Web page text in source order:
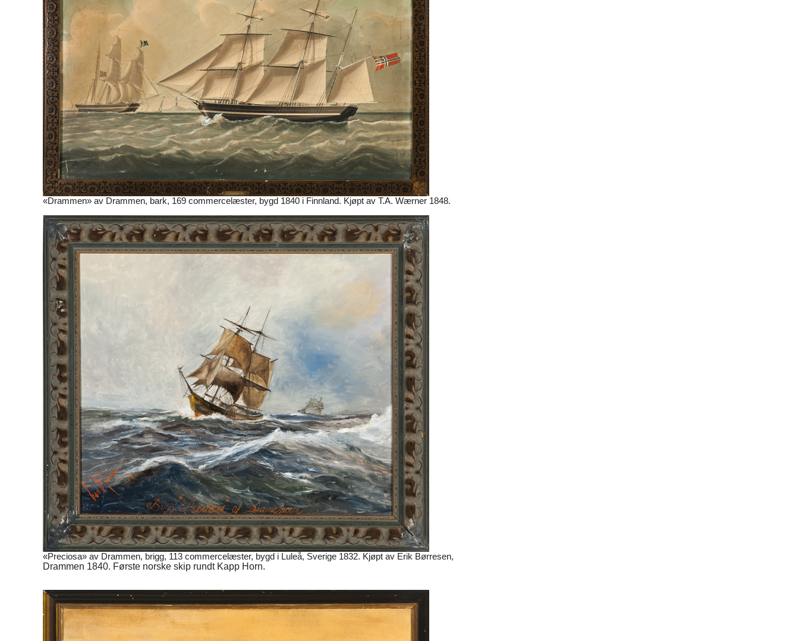
«Drammen» av Drammen, bark, 169 commercelæster, bygd 1840 i Finnland. Kjøpt av T.A. Wærner 1848.
«Preciosa» av Drammen, brigg, 113 commercelæster, bygd i Luleå, Sverige 1832. Kjøpt av Erik Børresen,
Drammen 1840. Første norske skip rundt Kapp Horn.